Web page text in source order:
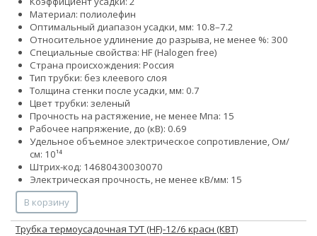
Материал: полиолефин
Оптимальный диапазон усадки, мм: 10.8–7.2
Относительное удлинение до разрыва, не менее %: 300
Специальные свойства: HF (Halogen free)
Страна происхождения: Россия
Тип трубки: без клеевого слоя
Толщина стенки после усадки, мм: 0.7
Цвет трубки: зеленый
Прочность на растяжение, не менее Мпа: 15
Рабочее напряжение, до (кВ): 0.69
Удельное объемное электрическое сопротивление, Ом/
см: 10¹⁴
Штрих-код: 14680430030070
Электрическая прочность, не менее кВ/мм: 15
В корзину
Трубка термоусадочная ТУТ (HF)-12/6 красн (КВТ)